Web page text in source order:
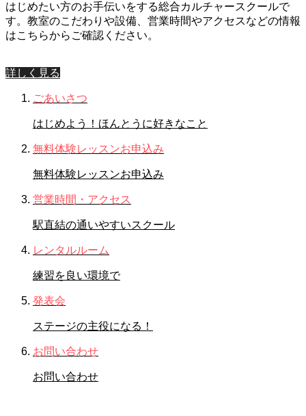
はじめたい方のお手伝いをする総合カルチャースクールで
す。教室のこだわりや設備、営業時間やアクセスなどの情報
はこちらからご確認ください。
詳しく見る
ごあいさつ
はじめよう！ほんとうに好きなこと
無料体験レッスンお申込み
無料体験レッスンお申込み
営業時間・アクセス
駅直結の通いやすいスクール
レンタルルーム
練習を良い環境で
発表会
ステージの主役になる！
お問い合わせ
お問い合わせ